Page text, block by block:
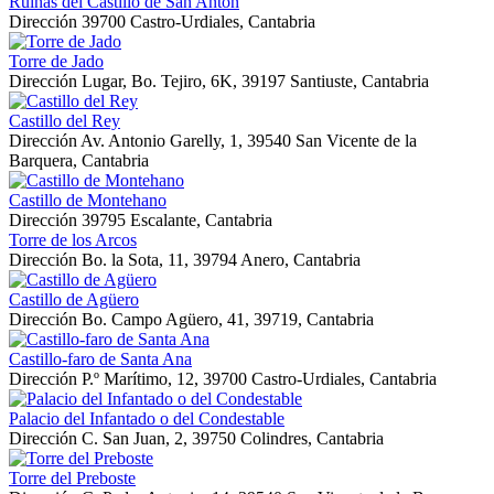
Dirección 39700 Castro-Urdiales, Cantabria
Torre de Jado
Dirección Lugar, Bo. Tejiro, 6K, 39197 Santiuste, Cantabria
Castillo del Rey
Dirección Av. Antonio Garelly, 1, 39540 San Vicente de la
Barquera, Cantabria
Castillo de Montehano
Dirección 39795 Escalante, Cantabria
Torre de los Arcos
Dirección Bo. la Sota, 11, 39794 Anero, Cantabria
Castillo de Agüero
Dirección Bo. Campo Agüero, 41, 39719, Cantabria
Castillo-faro de Santa Ana
Dirección P.º Marítimo, 12, 39700 Castro-Urdiales, Cantabria
Palacio del Infantado o del Condestable
Dirección C. San Juan, 2, 39750 Colindres, Cantabria
Torre del Preboste